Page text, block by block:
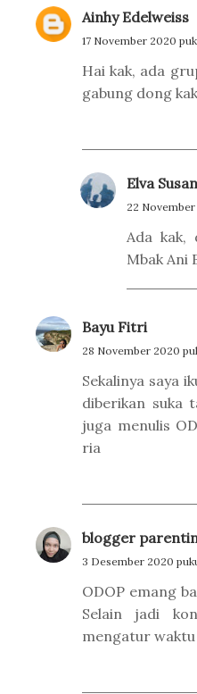
Ainhy Edelweiss
17 November 2020
Hai kak, ada
gabung dong
Elva
22 November
Ada kak,
Mbak Ani
Bayu Fitri
28 November 2020
Sekalinya saya
diberikan suka
juga menulis
ria
blogger
3 Desember 2020
ODOP emang
Selain jadi
mengatur waktu